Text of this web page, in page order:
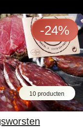
10 producten
-24%